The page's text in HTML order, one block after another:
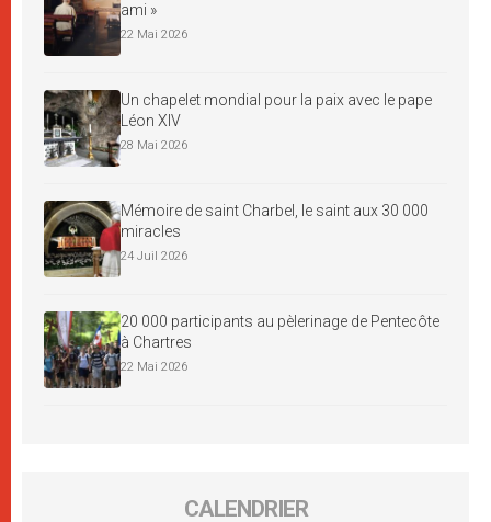
ami »
22 Mai 2026
Un chapelet mondial pour la paix avec le pape
Léon XIV
28 Mai 2026
Mémoire de saint Charbel, le saint aux 30 000
miracles
24 Juil 2026
20 000 participants au pèlerinage de Pentecôte
à Chartres
22 Mai 2026
CALENDRIER